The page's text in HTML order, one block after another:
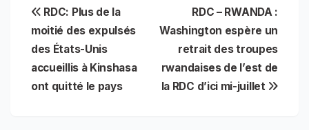
e
b
o
o
k
i
l
t
s
A
p
p
t
e
r
e
s
t
e
n
g
r
a
m
r
e
Navigation
de
l’article
RDC – RWANDA :
Washington espère un
retrait des troupes
rwandaises de l’est de
la RDC d’ici mi-juillet
RDC: Plus de la
moitié des expulsés
des États-Unis
accueillis à Kinshasa
ont quitté le pays